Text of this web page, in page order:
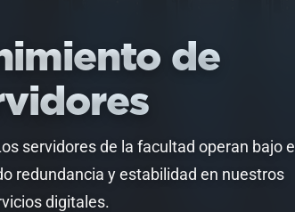
de
servidores de la facultad operan bajo el
redundancia y estabilidad en nuestros
digitales.